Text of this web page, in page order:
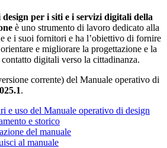
per i siti e i servizi digitali della
è uno strumento di lavoro dedicato alla
e i suoi fornitori e ha l’obiettivo di fornire
e migliorare la progettazione e la
digitali verso la cittadinanza.
corrente) del Manuale operativo di
.
e uso del Manuale operativo di design
e storico
del manuale
al manuale